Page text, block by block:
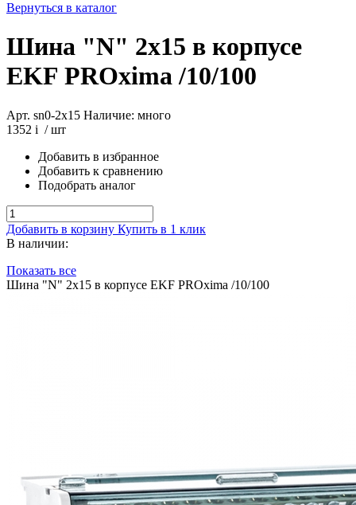
Вернуться в каталог
Шина "N" 2х15 в корпусе
EKF PROxima /10/100
Арт. sn0-2x15 Наличие: много
1352 i / шт
Добавить в избранное
Добавить к сравнению
Подобрать аналог
Добавить в корзину Купить в 1 клик
В наличии:
Показать все
Шина "N" 2х15 в корпусе EKF PROxima /10/100